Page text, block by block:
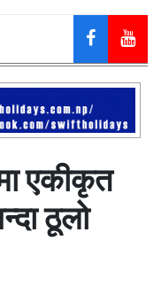
एकीकृत
ठूलो